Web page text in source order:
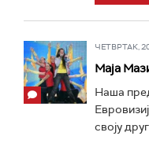
ЧЕТВРТАК,
Маја
Наша
своју